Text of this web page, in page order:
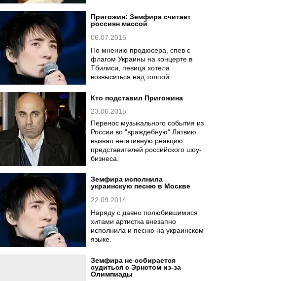
Пригожин: Земфира считает
россиян массой
06.07.2015
По мнению продюсера, спев с
флагом Украины на концерте в
Тбилиси, певица хотела
возвыситься над толпой.
Кто подставил Пригожина
23.06.2015
Перенос музыкального события из
России во "враждебную" Латвию
вызвал негативную реакцию
представителей российского шоу-
бизнеса.
Земфира исполнила
украинскую песню в Москве
22.09.2014
Наряду с давно полюбившимися
хитами артистка внезапно
исполнила и песню на украинском
языке.
Земфира не собирается
судиться с Эрнстом из-за
Олимпиады